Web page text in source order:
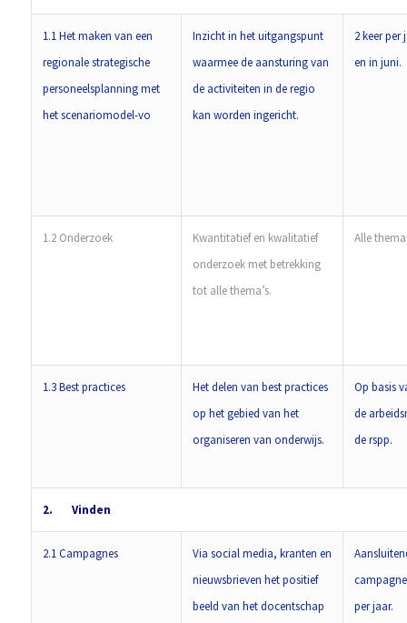
1.1 Het maken van een
regionale strategische
personeelsplanning met
het scenariomodel-vo
Inzicht in het uitgangspunt
waarmee de aansturing van
de activiteiten in de regio
kan worden ingericht.
2 keer per
en in juni.
1.2 Onderzoek
Kwantitatief en kwalitatief
onderzoek met betrekking
tot alle thema’s.
Alle
1.3 Best practices
Het delen van best practices
op het gebied van het
organiseren van onderwijs.
Op basis
de
de rspp.
2. Vinden
2.1 Campagnes
Via social media, kranten en
nieuwsbrieven het positief
beeld van het docentschap
per jaar.